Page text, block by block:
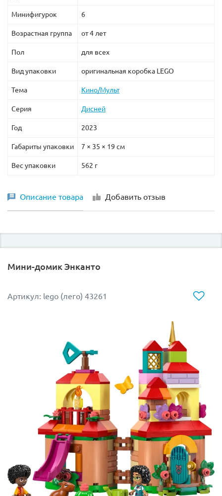
Минифигурок 6
Возрастная группа от 4 лет
Пол для всех
Вид упаковки оригинальная коробка LEGO
Тема Кино/Мульт
Серия Дисней
Год 2023
Габариты упаковки 7 × 35 × 19 см
Вес упаковки 562 г
Описание товара Добавить отзыв
Мини-домик Энканто
Артикул: lego (лего) 43261